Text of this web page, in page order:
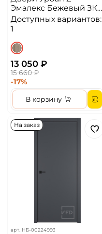
Эмалекс Бежевый ЗК
4х4 Алюминиевая
кромка ДГ
Доступных вариантов:
1
13 050 ₽
15 660 ₽
-17%
В корзину
На заказ
арт. НБ-00224993